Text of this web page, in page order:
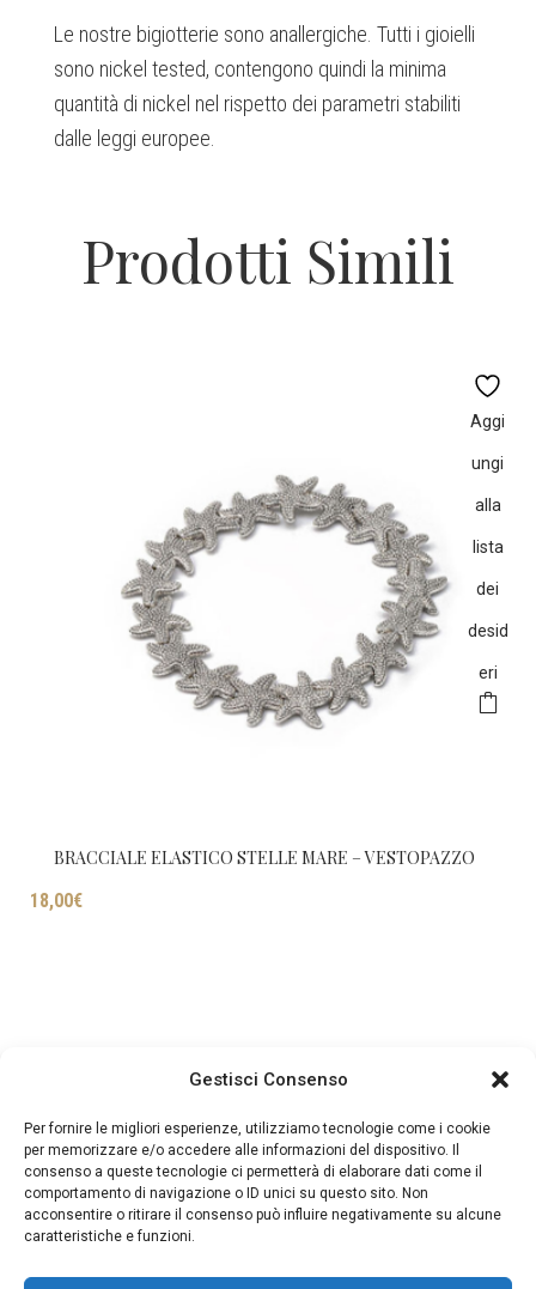
Gestisci Consenso
Per fornire le migliori esperienze, utilizziamo tecnologie come i cookie
per memorizzare e/o accedere alle informazioni del dispositivo. Il
consenso a queste tecnologie ci permetterà di elaborare dati come il
comportamento di navigazione o ID unici su questo sito. Non
acconsentire o ritirare il consenso può influire negativamente su alcune
caratteristiche e funzioni.
Le nostre bigiotterie sono anallergiche. Tutti i gioielli
sono nickel tested, contengono quindi la minima
quantità di nickel nel rispetto dei parametri stabiliti
dalle leggi europee.
Prodotti Simili
Aggi
ungi
alla
lista
dei
desid
eri
BRACCIALE ELASTICO STELLE MARE – VESTOPAZZO
18,00€